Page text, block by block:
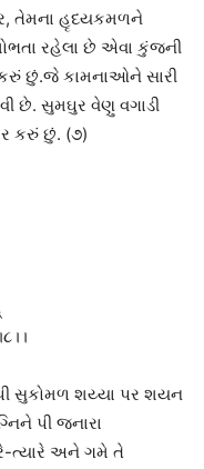
તેમના હૃદયકમળને
રહેલા છે એવા કુંજની
છું.જે કામનાઓને સારી
છે. સુમઘુર વેણુ વગાડી
કરું છું. (૭)
સુકોમળ શય્યા પર શયન
પી જનારા
ત્યારે અને ગમે તે